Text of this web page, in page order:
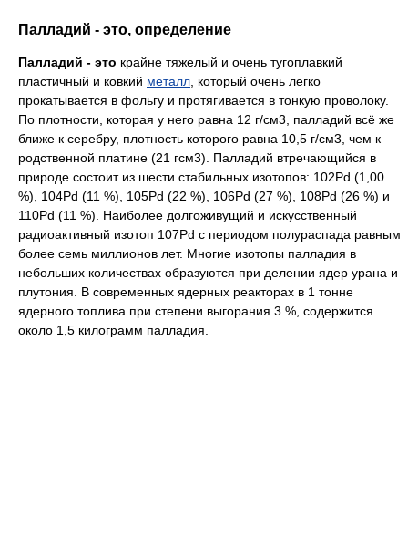
Палладий - это, определение
Палладий - это крайне тяжелый и очень тугоплавкий
пластичный и ковкий металл , который очень легко
прокатывается в фольгу и протягивается в тонкую проволоку.
По плотности, которая у него равна 12 г/см3, палладий всё же
ближе к серебру, плотность которого равна 10,5 г/см3, чем к
родственной платине (21 гсм3). Палладий втречающийся в
природе состоит из шести стабильных изотопов: 102Pd (1,00
%), 104Pd (11 %), 105Pd (22 %), 106Pd (27 %), 108Pd (26 %) и
110Pd (11 %). Наиболее долгоживущий и искусственный
радиоактивный изотоп 107Pd с периодом полураспада равным
более семь миллионов лет. Многие изотопы палладия в
небольших количествах образуются при делении ядер урана и
плутония. В современных ядерных реакторах в 1 тонне
ядерного топлива при степени выгорания 3 %, содержится
около 1,5 килограмм палладия.